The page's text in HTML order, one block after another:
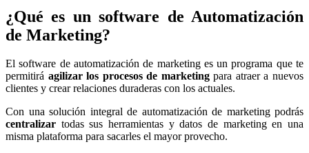
¿Qué es un software de Automatización
de Marketing?
El software de automatización de marketing es un programa que te
permitirá agilizar los procesos de marketingpara atraer a nuevos
clientes y crear relaciones duraderas con los actuales.
Con una solución integral de automatización de marketing podrás
centralizar todas sus herramientas y datos de marketing en una
misma plataforma para sacarles el mayor provecho.